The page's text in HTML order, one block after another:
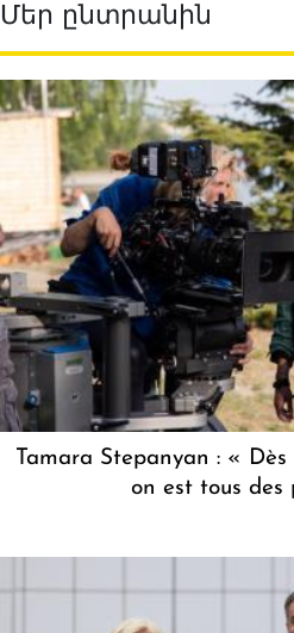
Մեր ընտրանին
Tamara Stepanyan : «
on est tous des